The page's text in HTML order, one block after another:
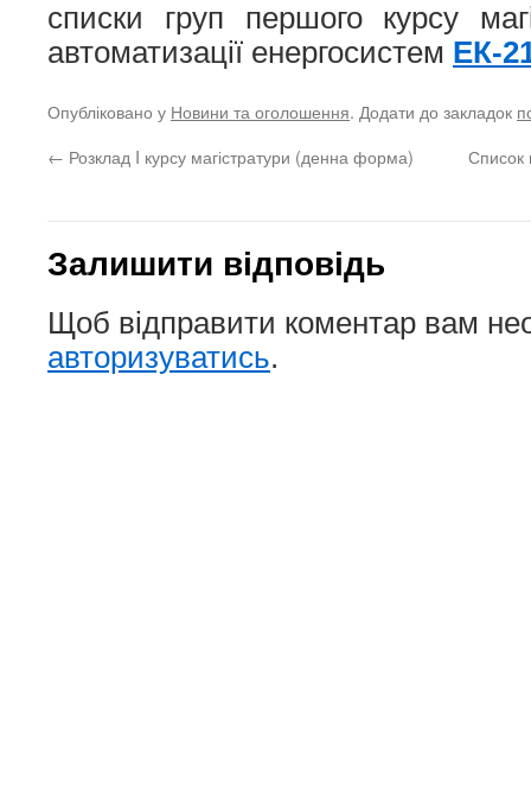
списки груп першого курсу
автоматизації енергосистем ЕК-
Опубліковано у Новини та оголошення. Додати до закладок
← Розклад I курсу магістратури (денна форма) Список
Залишити відповідь
Щоб відправити коментар вам
авторизуватись.